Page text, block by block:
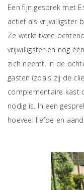
Een fijn gesprek met
actief als vrijwilligster
Ze werkt twee
vrijwilligster en nog
zich neemt. In de
gasten (zoals zij de
complementaire kast
nodig is. In een
hoeveel liefde en